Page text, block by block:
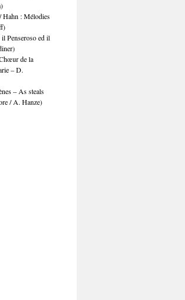
Hahn : Mélodies
Penseroso ed il
de la
– D.
– As steals
/ A. Hanze)